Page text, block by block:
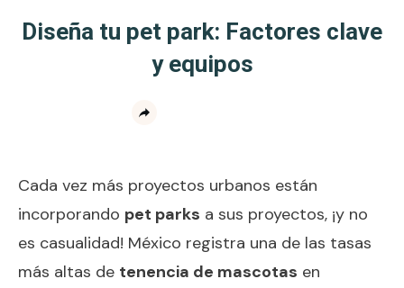
Diseña tu pet park: Factores clave
y equipos
Cada vez más proyectos urbanos están
incorporando pet parks a sus proyectos, ¡y no
es casualidad! México registra una de las tasas
más altas de tenencia de mascotas en